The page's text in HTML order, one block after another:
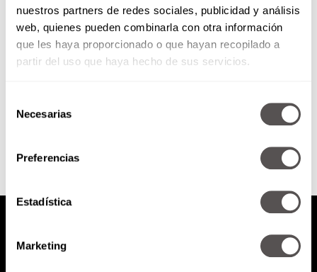
nuestros partners de redes sociales, publicidad y análisis
web, quienes pueden combinarla con otra información
que les haya proporcionado o que hayan recopilado a
partir del uso que haya hecho de sus servicios.
Necesarias
Preferencias
Estadística
Marketing
Les vamos a decir si realmente
existe el amor incondicional o si
solo es una ilusión.